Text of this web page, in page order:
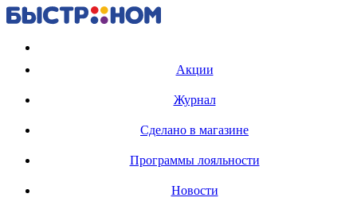
Акции
Журнал
Сделано в магазине
Программы лояльности
Новости